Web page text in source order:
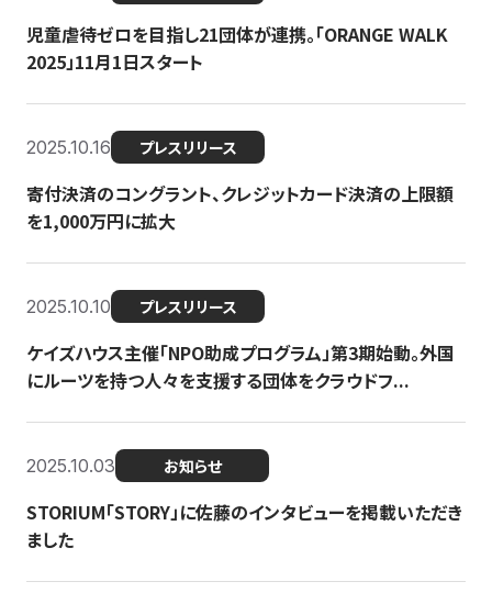
児童虐待ゼロを目指し21団体が連携。「ORANGE WALK
2025」11月1日スタート
2025.10.16 プレスリリース
寄付決済のコングラント、クレジットカード決済の上限額
を1,000万円に拡大
2025.10.10 プレスリリース
ケイズハウス主催「NPO助成プログラム」第3期始動。外国
にルーツを持つ人々を支援する団体をクラウドフ...
2025.10.03 お知らせ
STORIUM「STORY」に佐藤のインタビューを掲載いただき
ました